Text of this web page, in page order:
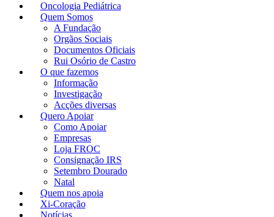
Oncologia Pediátrica
Quem Somos
A Fundação
Orgãos Sociais
Documentos Oficiais
Rui Osório de Castro
O que fazemos
Informação
Investigação
Acções diversas
Quero Apoiar
Como Apoiar
Empresas
Loja FROC
Consignação IRS
Setembro Dourado
Natal
Quem nos apoia
Xi-Coração
Notícias